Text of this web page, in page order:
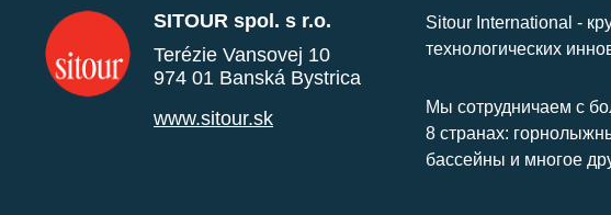
SITOUR spol. s r.o.
Terézie Vansovej 10
974 01 Banská Bystrica
www.sitour.sk
Sitour International -
технологических
Мы сотрудничаем с
8 странах:
бассейны и многое